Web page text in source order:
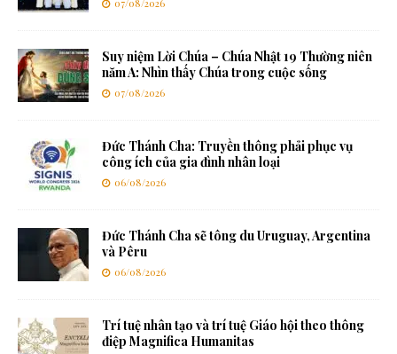
07/08/2026
Suy niệm Lời Chúa – Chúa Nhật 19 Thường niên
năm A: Nhìn thấy Chúa trong cuộc sống
07/08/2026
Đức Thánh Cha: Truyền thông phải phục vụ
công ích của gia đình nhân loại
06/08/2026
Đức Thánh Cha sẽ tông du Uruguay, Argentina
và Pêru
06/08/2026
Trí tuệ nhân tạo và trí tuệ Giáo hội theo thông
điệp Magnifica Humanitas